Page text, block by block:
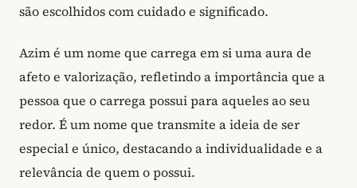
são escolhidos com cuidado e significado.
Azim é um nome que carrega em si uma aura de
afeto e valorização, refletindo a importância que a
pessoa que o carrega possui para aqueles ao seu
redor. É um nome que transmite a ideia de ser
especial e único, destacando a individualidade e a
relevância de quem o possui.